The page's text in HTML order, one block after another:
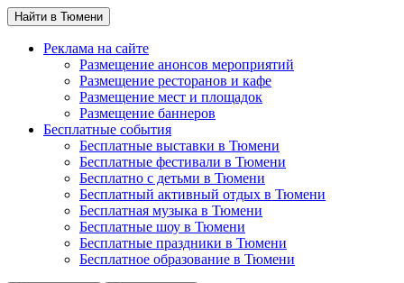
Найти в Тюмени
Реклама на сайте
Размещение анонсов мероприятий
Размещение ресторанов и кафе
Размещение мест и площадок
Размещение баннеров
Бесплатные события
Бесплатные выставки в Тюмени
Бесплатные фестивали в Тюмени
Бесплатно с детьми в Тюмени
Бесплатный активный отдых в Тюмени
Бесплатная музыка в Тюмени
Бесплатные шоу в Тюмени
Бесплатные праздники в Тюмени
Бесплатное образование в Тюмени